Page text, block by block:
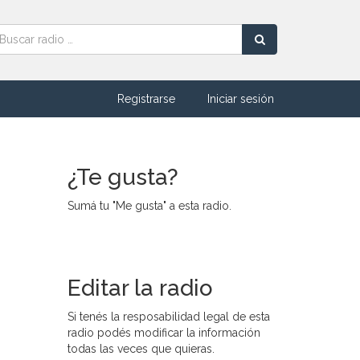
Registrarse Iniciar sesión
¿Te gusta?
Sumá tu "Me gusta" a esta radio.
Editar la radio
Si tenés la resposabilidad legal de esta
radio podés modificar la información
todas las veces que quieras.